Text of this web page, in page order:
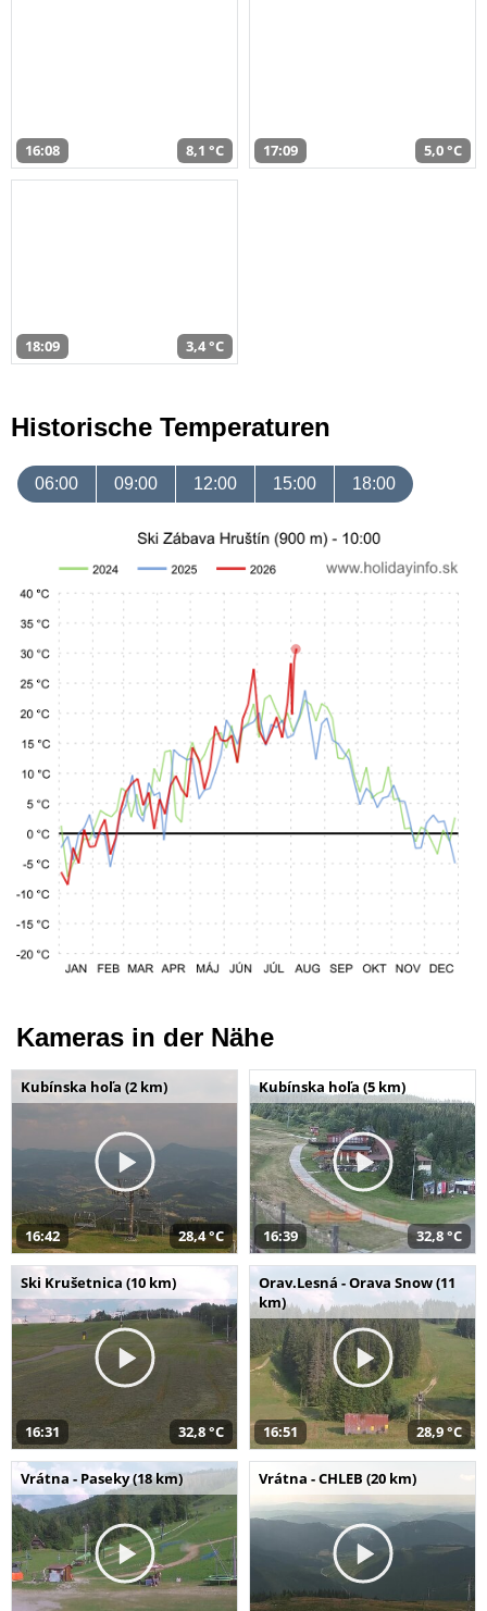
16:08 8,1 °C 17:09 5,0 °C
18:09 3,4 °C
Historische Temperaturen
06:00 09:00 12:00 15:00 18:00
Kameras in der Nähe
Kubínska hoľa (2 km)
16:42 28,4 °C
Kubínska hoľa (5 km)
16:39 32,8 °C
Ski Krušetnica (10 km)
16:31 32,8 °C
Orav.Lesná - Orava Snow (11
km)
16:51 28,9 °C
Vrátna - Paseky (18 km) Vrátna - CHLEB (20 km)